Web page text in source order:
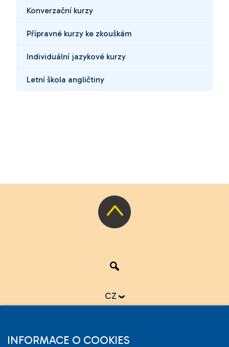
Konverzační kurzy
Přípravné kurzy ke zkouškám
Individuální jazykové kurzy
Letní škola angličtiny
CZ
INFORMACE O COOKIES